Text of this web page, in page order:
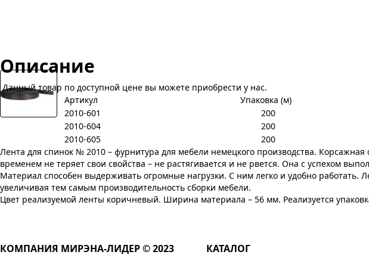
Описание
Данный товар по доступной цене вы можете приобрести у нас.
Артикул
Упаковка (м)
2010-601
200
2010-604
200
2010-605
200
Лента для спинок № 2010 – фурнитура для мебели немецкого производства.
временем не теряет свои свойства – не растягивается и не рвется. Она с успехом
Материал способен выдерживать огромные нагрузки. С ним легко и удобно
увеличивая тем самым производительность сборки мебели.
Цвет реализуемой ленты коричневый. Ширина материала – 56 мм. Реализуется
КОМПАНИЯ МИРЭНА-ЛИДЕР © 2023 КАТАЛОГ